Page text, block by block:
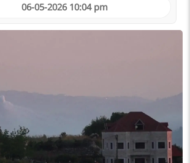
06-05-2026 10:04 pm